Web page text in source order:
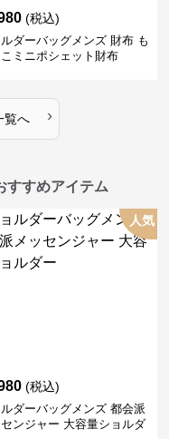
(税込)
ダーバッグメンズ 財布 も
ミニポシェット財布
覧へ ›
すすめアイテム
人気
(税込)
ダーバッグメンズ 都会派
センジャー 大容量ショルダ